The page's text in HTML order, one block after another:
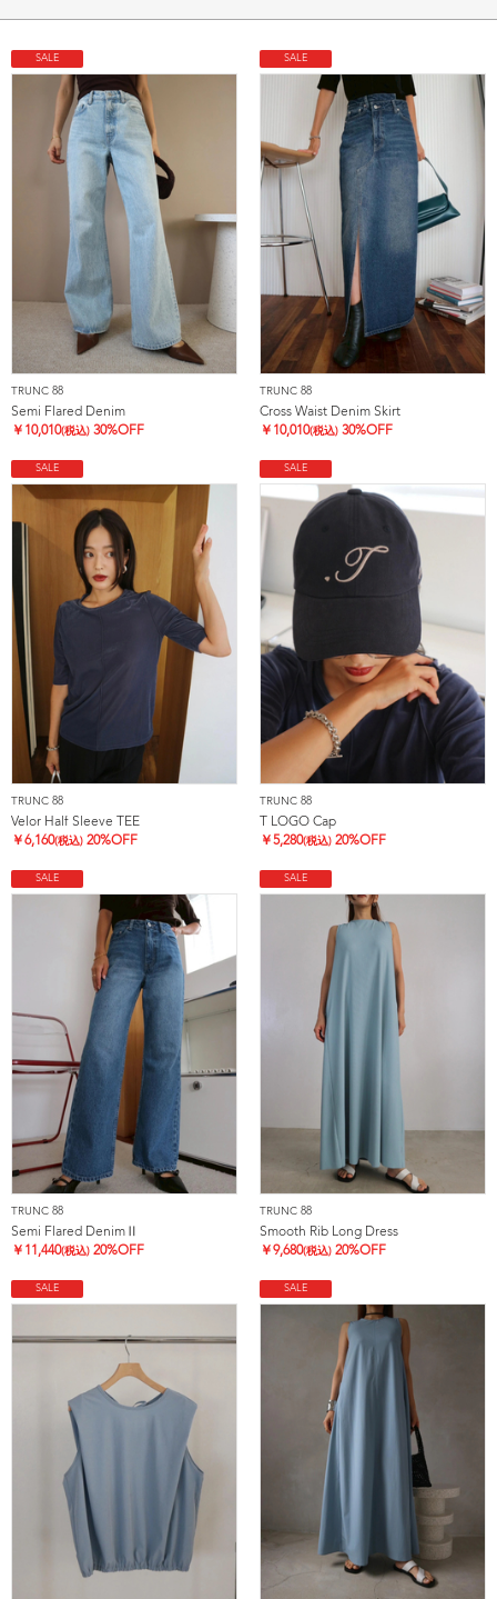
SALE
TRUNC 88
Semi Flared Denim
￥ 10,010(税込) 30%OFF
SALE
TRUNC 88
Cross Waist Denim Skirt
￥ 10,010(税込) 30%OFF
SALE
TRUNC 88
Velor Half Sleeve TEE
￥6,160(税込) 20%OFF
SALE
TRUNC 88
T LOGO Cap
￥5,280(税込) 20%OFF
SALE
TRUNC 88
Semi Flared DenimⅡ
￥ 11,440(税込) 20%OFF
SALE
TRUNC 88
Smooth Rib Long Dress
￥9,680(税込) 20%OFF
SALE SALE